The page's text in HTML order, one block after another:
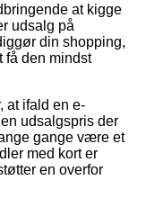
at kigge
udsalg på
din shopping,
få den mindst
at ifald en e-
udsalgspris der
gange være et
med kort er
en overfor